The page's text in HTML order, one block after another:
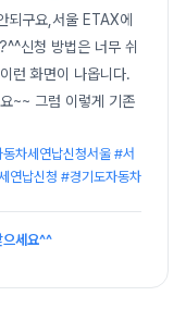
되구요,서울 ETAX에
신청 방법은 너무 쉬
런 화면이 나옵니다.
~~ 그럼 이렇게 기존
차세연납신청서울 #서
연납신청 #경기도자동차
으세요^^